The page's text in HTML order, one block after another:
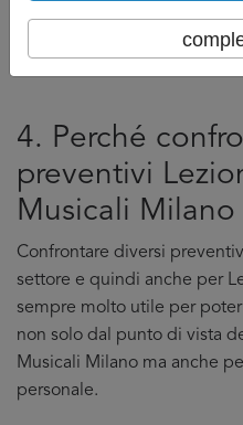
4. Perché
preventivi
Musicali Milano
Confrontare diversi
settore e quindi anche per
sempre molto utile per
non solo dal punto di vista
Musicali Milano ma anche
personale.